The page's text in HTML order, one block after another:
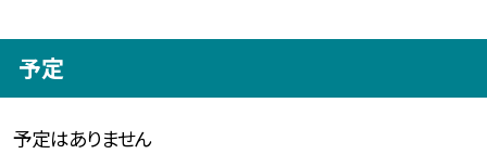
予定
予定はありません